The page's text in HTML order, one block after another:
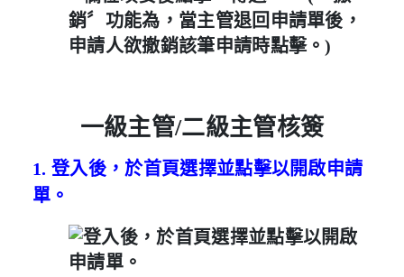
一級主管/二級主管核簽
1. 登入後，於首頁選擇並點擊以開啟申請
單。